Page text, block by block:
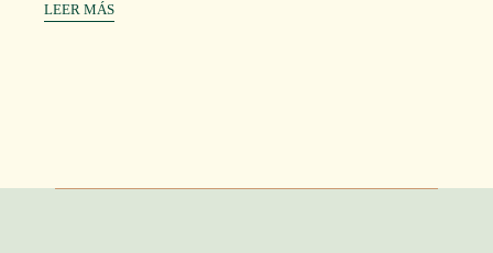
LEER MÁS